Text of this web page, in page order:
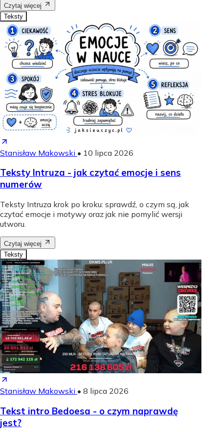
Czytaj więcej
Teksty
Stanisław Makowski • 10 lipca 2026
Teksty Intruza - jak czytać emocje i sens
numerów
Teksty Intruza krok po kroku: sprawdź, o czym są, jak
czytać emocje i motywy oraz jak nie pomylić wersji
utworu.
Czytaj więcej
Teksty
Stanisław Makowski • 8 lipca 2026
Tekst intro Bedoesa - o czym naprawdę
jest?